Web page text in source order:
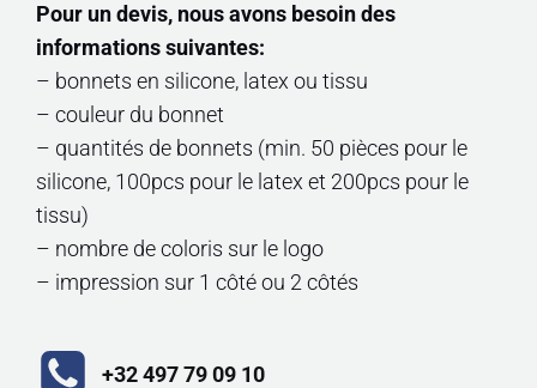
Pour un devis, nous avons besoin des
informations suivantes:
– bonnets en silicone, latex ou tissu
– couleur du bonnet
– quantités de bonnets (min. 50 pièces pour le
silicone, 100pcs pour le latex et 200pcs pour le
tissu)
– nombre de coloris sur le logo
– impression sur 1 côté ou 2 côtés
+32 497 79 09 10